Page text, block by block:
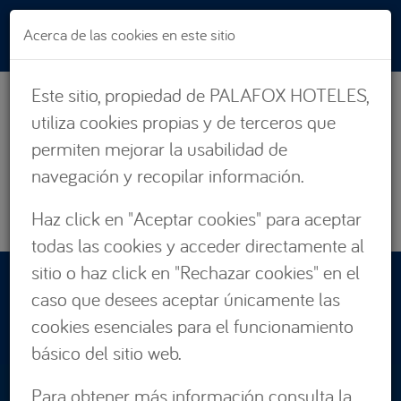
Pasar al contenido principal
RESERVAS:
876 662 535
Acerca de las cookies en este sitio
Este sitio, propiedad de PALAFOX HOTELES,
utiliza cookies propias y de terceros que
permiten mejorar la usabilidad de
navegación y recopilar información.
Haz click en "Aceptar cookies" para aceptar
todas las cookies y acceder directamente al
sitio o haz click en "Rechazar cookies" en el
caso que desees aceptar únicamente las
cookies esenciales para el funcionamiento
básico del sitio web.
Para obtener más información consulta la